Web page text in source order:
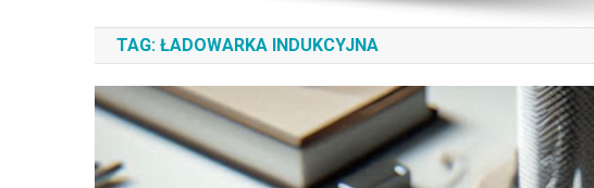
TAG: ŁADOWARKA INDUKCYJNA